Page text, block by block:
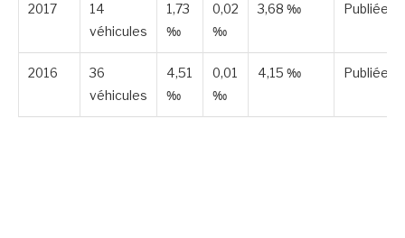
2017
14
véhicules
1,73
‰
0,02
‰
3,68 ‰ Publiée
2016
36
véhicules
4,51
‰
0,01
‰
4,15 ‰ Publiée